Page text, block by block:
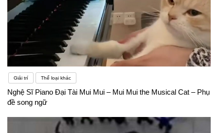
Giải trí Thể loại khác
Nghệ Sĩ Piano Đại Tài Mui Mui – Mui Mui the Musical Cat – Phụ
đề song ngữ